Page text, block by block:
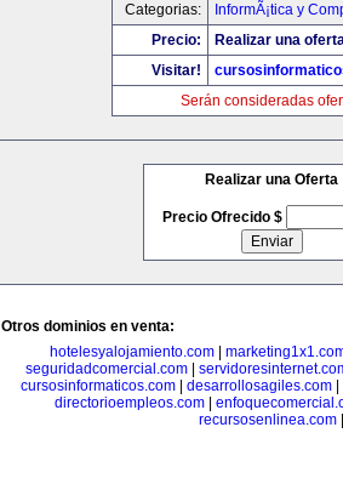
Categorias:
InformÃ¡tica y
Precio:
Realizar una
Visitar!
Serán consideradas
Realizar una Oferta
Precio Ofrecido $
Otros dominios en venta:
hotelesyalojamiento.com|
seguridadcomercial.com|
cursosinformaticos.com
desarrollosagiles.com
directorioempleos.com
recursosenlinea.com